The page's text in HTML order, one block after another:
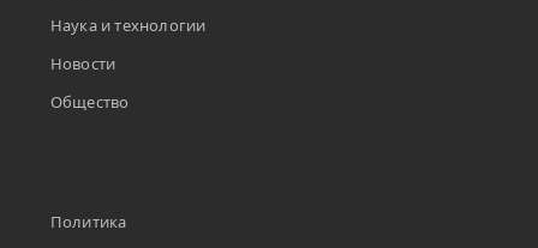
Наука и технологии
Новости
Общество
Политика